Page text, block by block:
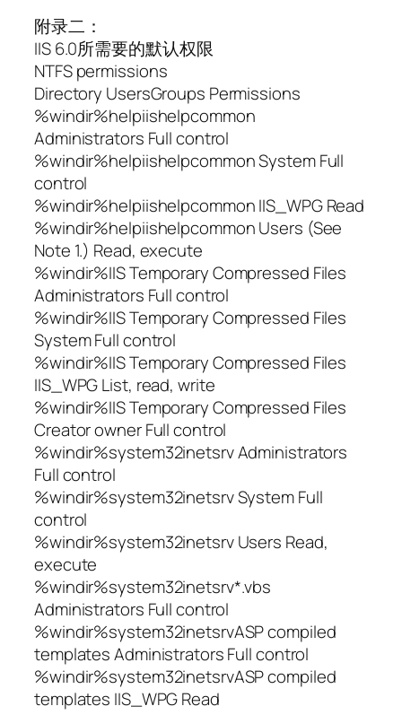
附录二：
IIS 6.0所需要的默认权限
NTFS permissions
Directory UsersGroups Permissions
%windir%helpiishelpcommon
Administrators Full control
%windir%helpiishelpcommon System Full
control
%windir%helpiishelpcommon IIS_WPG Read
%windir%helpiishelpcommon Users (See
Note 1.) Read, execute
%windir%IIS Temporary Compressed Files
Administrators Full control
%windir%IIS Temporary Compressed Files
System Full control
%windir%IIS Temporary Compressed Files
IIS_WPG List, read, write
%windir%IIS Temporary Compressed Files
Creator owner Full control
%windir%system32inetsrv Administrators
Full control
%windir%system32inetsrv System Full
control
%windir%system32inetsrv Users Read,
execute
%windir%system32inetsrv*.vbs
Administrators Full control
%windir%system32inetsrvASP compiled
templates Administrators Full control
%windir%system32inetsrvASP compiled
templates IIS_WPG Read